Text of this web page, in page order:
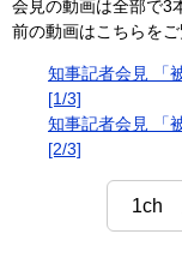
会見の動画は全部で3
前の動画はこちらをご
知事記者会見 「
[1/3]
知事記者会見 「
[2/3]
1ch